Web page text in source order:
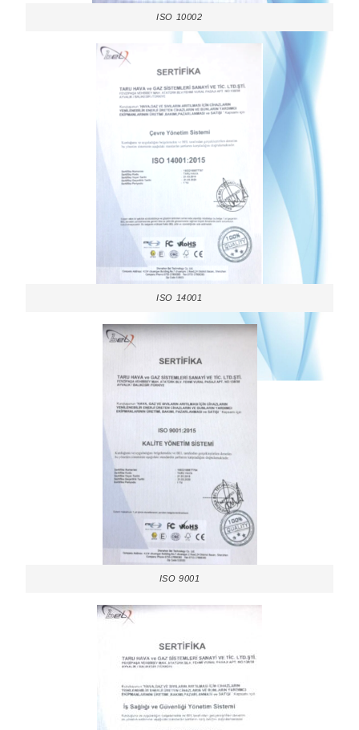
ISO 10002
ISO 14001
ISO 9001